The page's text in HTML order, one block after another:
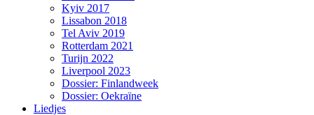
Kyiv 2017
Lissabon 2018
Tel Aviv 2019
Rotterdam 2021
Turijn 2022
Liverpool 2023
Dossier: Finlandweek
Dossier: Oekraïne
Liedjes